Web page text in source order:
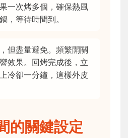
一次烤多個，確保熱風
，等待時間到。
但盡量避免。頻繁開關
效果。回烤完成後，立
冷卻一分鐘，這樣外皮
的關鍵設定